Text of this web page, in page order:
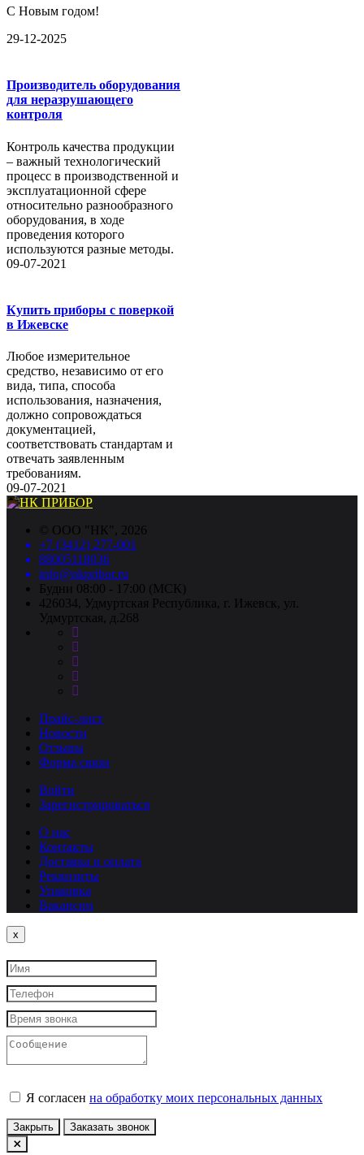
С Новым годом!
29-12-2025
Производитель оборудования
для неразрушающего
контроля
Контроль качества продукции
– важный технологический
процесс в производственной и
эксплуатационной сфере
относительно разнообразного
оборудования, в ходе
проведения которого
используются разные методы.
09-07-2021
Купить приборы с поверкой
в Ижевске
Любое измерительное
средство, независимо от его
вида, типа, способа
использования, назначения,
должно сопровождаться
документацией,
соответствовать стандартам и
отвечать заявленным
требованиям.
09-07-2021
© ООО "НК", 2026
+7 (3412) 277-001
88005118036
info@nkpribor.ru
Будни 08:00 - 17:00 (МСК)
426034, Удмуртская Республика, г. Ижевск, ул.
Удмуртская, д.268
Прайс-лист
Новости
Отзывы
Форма связи
Войти
Зарегистрироваться
О нас
Контакты
Доставка и оплата
Реквизиты
Упаковка
Вакансии
x
Я согласен на обработку моих персональных данных
Закрыть Заказать звонок